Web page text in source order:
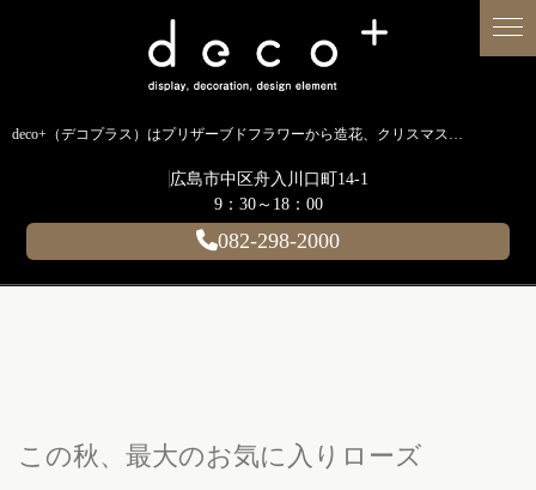
deco+（デコプラス）はプリザーブドフラワーから造花、クリスマス装飾、イルミネーションに至るまで扱う広島のディスプレイ専門ショップです。
広島市中区舟入川口町14-1
9：30～18：00
082-298-2000
この秋、最大のお気に入りローズ